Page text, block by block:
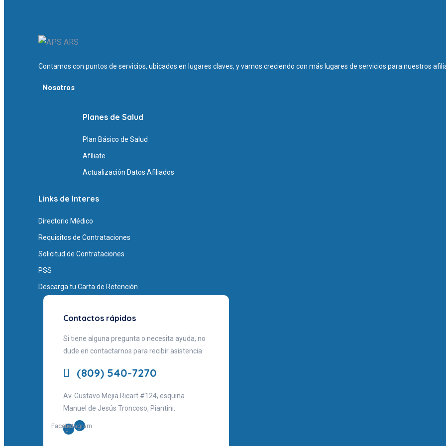
Contamos con puntos de servicios, ubicados en lugares claves, y vamos creciendo con más lugares de servicios para nuestros
Nosotros
Planes de Salud
Plan Básico de Salud
Afíliate
Actualización Datos Afiliados
Links de Interes
Directorio Médico
Requisitos de Contrataciones
Solicitud de Contrataciones
PSS
Descarga tu Carta de Retención
Contactos rápidos
Si tiene alguna pregunta o necesita ayuda, no
dude en contactarnos para recibir asistencia.
(809) 540-7270
Av. Gustavo Mejia Ricart #124, esquina
Manuel de Jesús Troncoso, Piantini.
Facebook-
f
Instagram